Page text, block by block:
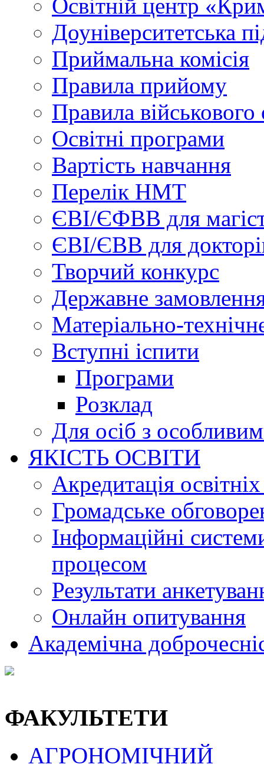
Освітній центр
Доуніверситетська
Приймальна комісія
Правила прийому
Правила військового
Освітні програми
Вартість навчання
Перелік НМТ
ЄВІ/ЄФВВ для
ЄВІ/ЄВВ для
Творчий конкурс
Державне
Матеріально-
Вступні іспити
Програми
Розклад
Для осіб з
ЯКІСТЬ ОСВІТИ
Акредитація
Громадське
Інформаційні
процесом
Результати
Онлайн опитування
Академічна
ФАКУЛЬТЕТИ
АГРОНОМІЧНИЙ